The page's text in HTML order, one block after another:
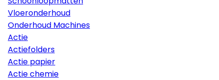
Vloeronderhoud
Onderhoud Machines
Actie
Actiefolders
Actie papier
Actie chemie